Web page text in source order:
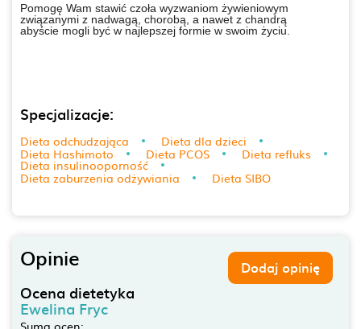
Pomogę Wam stawić czoła wyzwaniom żywieniowym
związanymi z nadwagą, chorobą, a nawet z chandrą
abyście mogli być w najlepszej formie w swoim życiu.
Specjalizacje:
Dieta odchudzająca
Dieta dla dzieci
Dieta Hashimoto
Dieta PCOS Dieta refluks
Dieta insulinooporność
Dieta zaburzenia odżywiania
Dieta SIBO
Opinie Dodaj opinię
Ocena dietetyka
Ewelina Fryc
Suma ocen: